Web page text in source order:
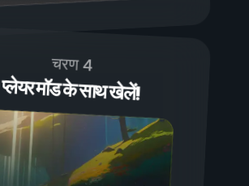
चरण 4
प्लेयर मॉड के साथ खेलें!